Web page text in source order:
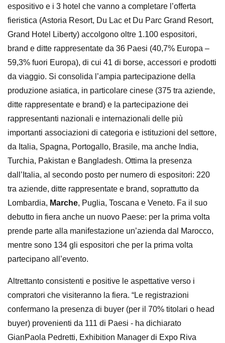
espositivo e i 3 hotel che vanno a completare l’offerta
fieristica (Astoria Resort, Du Lac et Du Parc Grand Resort,
Grand Hotel Liberty) accolgono oltre 1.100 espositori,
brand e ditte rappresentate da 36 Paesi (40,7% Europa –
59,3% fuori Europa), di cui 41 di borse, accessori e prodotti
da viaggio. Si consolida l’ampia partecipazione della
produzione asiatica, in particolare cinese (375 tra aziende,
ditte rappresentate e brand) e la partecipazione dei
rappresentanti nazionali e internazionali delle più
importanti associazioni di categoria e istituzioni del settore,
da Italia, Spagna, Portogallo, Brasile, ma anche India,
Turchia, Pakistan e Bangladesh. Ottima la presenza
dall’Italia, al secondo posto per numero di espositori: 220
tra aziende, ditte rappresentate e brand, soprattutto da
Lombardia, Marche, Puglia, Toscana e Veneto. Fa il suo
debutto in fiera anche un nuovo Paese: per la prima volta
prende parte alla manifestazione un’azienda dal Marocco,
mentre sono 134 gli espositori che per la prima volta
partecipano all’evento.
Altrettanto consistenti e positive le aspettative verso i
compratori che visiteranno la fiera. “Le registrazioni
confermano la presenza di buyer (per il 70% titolari o head
buyer) provenienti da 111 di Paesi - ha dichiarato
GianPaola Pedretti, Exhibition Manager di Expo Riva